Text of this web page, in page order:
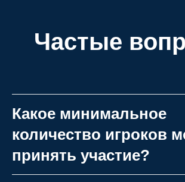
Частые
Какое минимальное
количество игроков
принять участие?